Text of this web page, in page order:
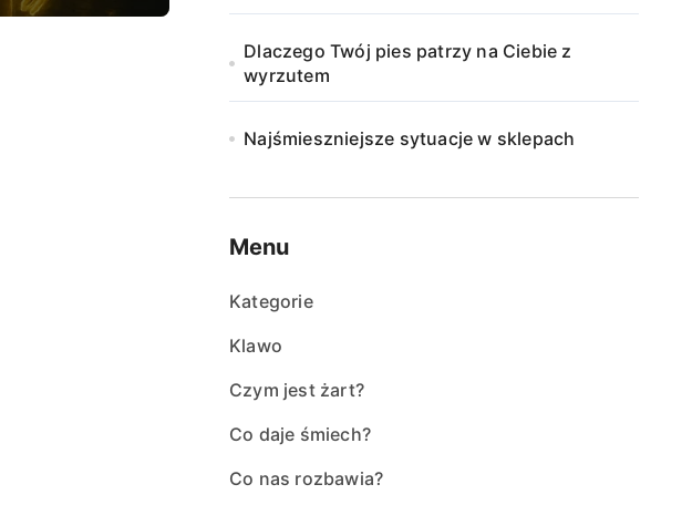
Dlaczego Twój pies patrzy na Ciebie z
wyrzutem
Najśmieszniejsze sytuacje w sklepach
Menu
Kategorie
Klawo
Czym jest żart?
Co daje śmiech?
Co nas rozbawia?